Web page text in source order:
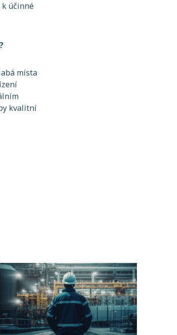
k účinné
místa
kvalitní